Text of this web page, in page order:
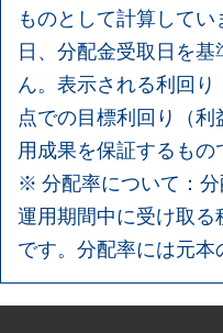
ものとして計算して
日、分配金受取日を
ん。表示される利回
点での目標利回り（
用成果を保証するもの
※ 分配率について：
運用期間中に受け取
です。分配率には元本